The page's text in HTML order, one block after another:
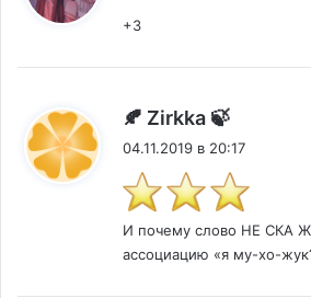
+3
🍂 Zirkkа 🍃
04.11.2019 в 20:17
И почему слово НЕ СКА
ассоциацию «я му-хо-